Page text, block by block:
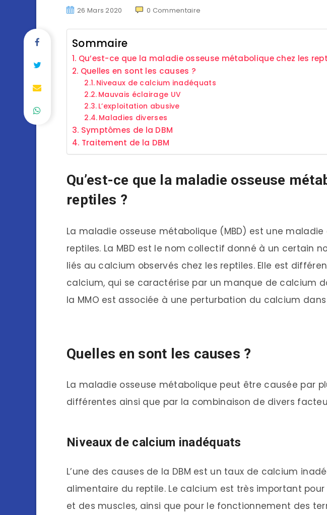
26 Mars 2020 0 Commentaire
Sommaire
Qu’est-ce que la maladie osseuse métabolique chez les
Quelles en sont les causes ?
Niveaux de calcium inadéquats
Mauvais éclairage UV
L’exploitation abusive
Maladies diverses
Symptômes de la DBM
Traitement de la DBM
Qu’est-ce que la maladie osseuse
reptiles ?
La maladie osseuse métabolique (MBD) est une
reptiles. La MBD est le nom collectif donné à un certain
liés au calcium observés chez les reptiles. Elle est
calcium, qui se caractérise par un manque de calcium
la MMO est associée à une perturbation du calcium dans
Quelles en sont les causes ?
La maladie osseuse métabolique peut être causée par
différentes ainsi que par la combinaison de divers
Niveaux de calcium inadéquats
L’une des causes de la DBM est un taux de calcium
alimentaire du reptile. Le calcium est très important
et des muscles, ainsi que pour le fonctionnement des